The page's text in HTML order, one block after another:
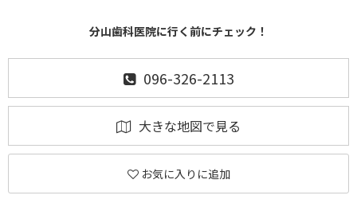
分山歯科医院に行く前にチェック！
096-326-2113
大きな地図で見る
お気に入りに追加